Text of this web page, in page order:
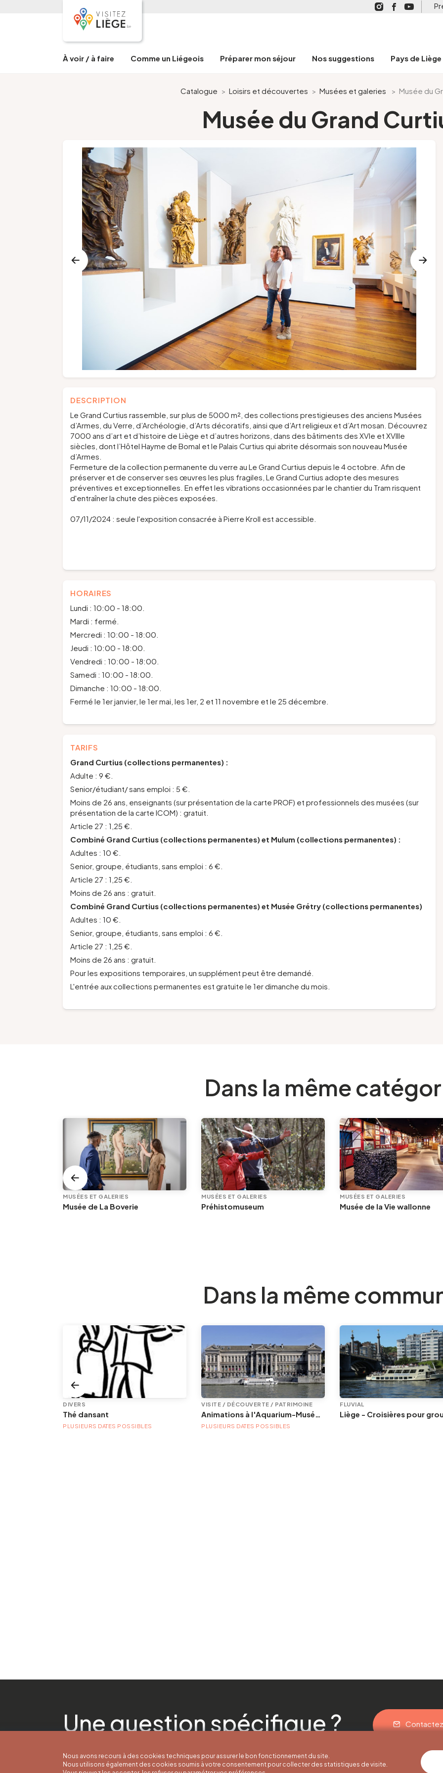
À voir / à faire Comme un Liégeois Préparer mon séjour Nos suggestions Pays de Liège
Catalogue > Loisirs et découvertes > Musées et galeries > Musée du
Musée du Grand
DESCRIPTION
Le Grand Curtius rassemble, sur plus de 5000 m², des collections prestigieuses des anciens Musées
d’Armes, du Verre, d’Archéologie, d’Arts décoratifs, ainsi que d’Art religieux et d’Art mosan. Découvrez
7000 ans d’art et d’histoire de Liège et d’autres horizons, dans des bâtiments des XVIe et XVIIIe
siècles, dont l’Hôtel Hayme de Bomal et le Palais Curtius qui abrite désormais son nouveau Musée
d’Armes.
Fermeture de la collection permanente du verre au Le Grand Curtius depuis le 4 octobre. Afin de
préserver et de conserver ses œuvres les plus fragiles, Le Grand Curtius adopte des mesures
préventives et exceptionnelles. En effet les vibrations occasionnées par le chantier du Tram risquent
d'entraîner la chute des pièces exposées.
07/11/2024 : seule l'exposition consacrée à Pierre Kroll est accessible.
HORAIRES
Lundi : 10:00 - 18:00.
Mardi : fermé.
Mercredi : 10:00 - 18:00.
Jeudi : 10:00 - 18:00.
Vendredi : 10:00 - 18:00.
Samedi : 10:00 - 18:00.
Dimanche : 10:00 - 18:00.
Fermé le 1er janvier, le 1er mai, les 1er, 2 et 11 novembre et le 25 décembre.
TARIFS
Grand Curtius (collections permanentes) :
Adulte : 9 €.
Senior/étudiant/ sans emploi : 5 €.
Moins de 26 ans, enseignants (sur présentation de la carte PROF) et professionnels des musées (sur
présentation de la carte ICOM) : gratuit.
Article 27 : 1,25 €.
Combiné Grand Curtius (collections permanentes) et Mulum (collections permanentes) :
Adultes : 10 €.
Senior, groupe, étudiants, sans emploi : 6 €.
Article 27 : 1,25 €.
Moins de 26 ans : gratuit.
Combiné Grand Curtius (collections permanentes) et Musée Grétry (collections permanentes)
Adultes : 10 €.
Senior, groupe, étudiants, sans emploi : 6 €.
Article 27 : 1,25 €.
Moins de 26 ans : gratuit.
Pour les expositions temporaires, un supplément peut être demandé.
L'entrée aux collections permanentes est gratuite le 1er dimanche du mois.
Dans la même
MUSÉES ET GALERIES
Musée de La Boverie
MUSÉES ET GALERIES
Préhistomuseum
MUSÉES ET GALERIES
Musée de la Vie wallonne
Dans la même
DIVERS
Thé dansant
PLUSIEURS DATES POSSIBLES
VISITE / DÉCOUVERTE / PATRIMOINE
Animations à l'Aquarium-Muséum
PLUSIEURS DATES POSSIBLES
FLUVIAL
Une question spécifique ?
Nous avons recours à des cookies techniques pour assurer le bon fonctionnement du site.
Nous utilisons également des cookies soumis à votre consentement pour collecter des statistiques de visite.